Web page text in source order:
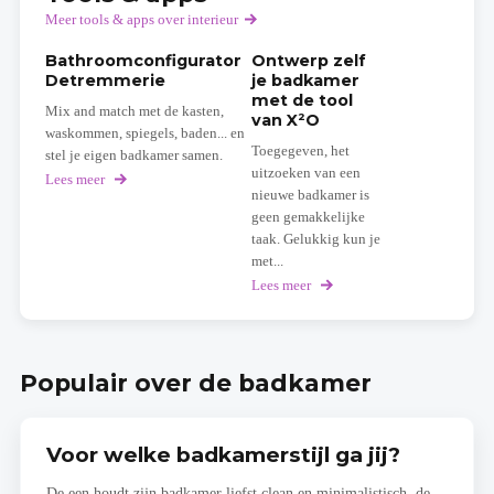
Meer tools & apps over interieur
Bathroomconfigurator
Detremmerie
Mix and match met de kasten,
waskommen, spiegels, baden... en
stel je eigen badkamer samen.
Lees meer over
Ontwerp zelf
je badkamer
met de tool
van X²O
Toegegeven, het
uitzoeken van een
nieuwe badkamer is
geen gemakkelijke
taak. Gelukkig kun je
met...
Lees meer over
met
X²O
Populair over de badkamer
Voor welke badkamerstijl ga jij?